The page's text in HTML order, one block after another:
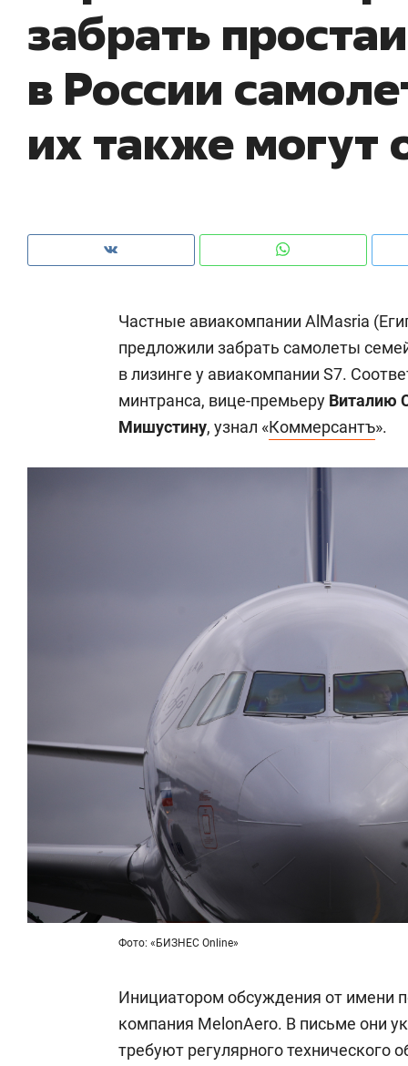
забрать
в России
их также могут
Частные авиакомпании AlMasria
предложили забрать самолеты
в лизинге у авиакомпании S7.
минтранса, вице-премьеру Виталию
Мишустину, узнал «Коммерсантъ».
Фото: «БИЗНЕС Online»
Инициатором обсуждения от имени
компания MelonAero. В письме они
требуют регулярного технического
чем интересен Оман?
Рекомендуем
Как ГК «МИР ГРУПП» и ВТБ
создают оазис жилого
комфорта под Казанью
Рекомендуем
150 камер
ID вместо